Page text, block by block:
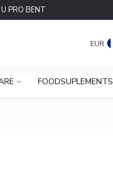
PRO BENT
EUR
FOODSUPLEMENTS